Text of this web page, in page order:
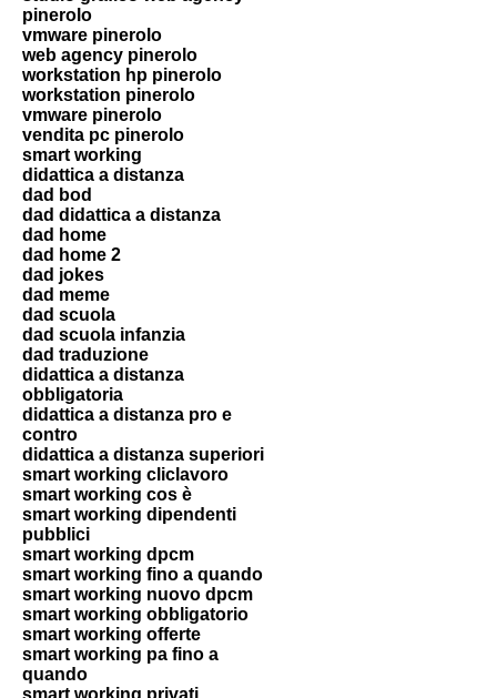
pinerolo
vmware pinerolo
web agency pinerolo
workstation hp pinerolo
workstation pinerolo
vmware pinerolo
vendita pc pinerolo
smart working
didattica a distanza
dad bod
dad didattica a distanza
dad home
dad home 2
dad jokes
dad meme
dad scuola
dad scuola infanzia
dad traduzione
didattica a distanza
obbligatoria
didattica a distanza pro e
contro
didattica a distanza superiori
smart working cliclavoro
smart working cos è
smart working dipendenti
pubblici
smart working dpcm
smart working fino a quando
smart working nuovo dpcm
smart working obbligatorio
smart working offerte
smart working pa fino a
quando
smart working privati